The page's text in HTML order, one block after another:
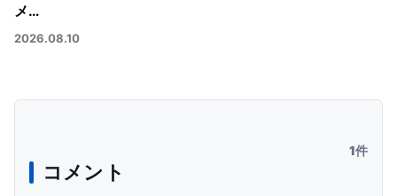
メ…
2026.08.10
コメント
1件